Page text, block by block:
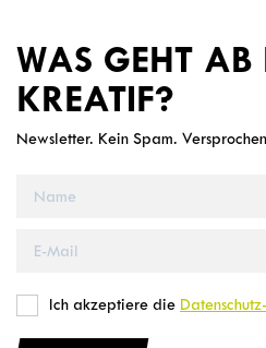
WAS GEHT AB
KREATIF?
Newsletter. Kein Spam.
Ich akzeptiere die